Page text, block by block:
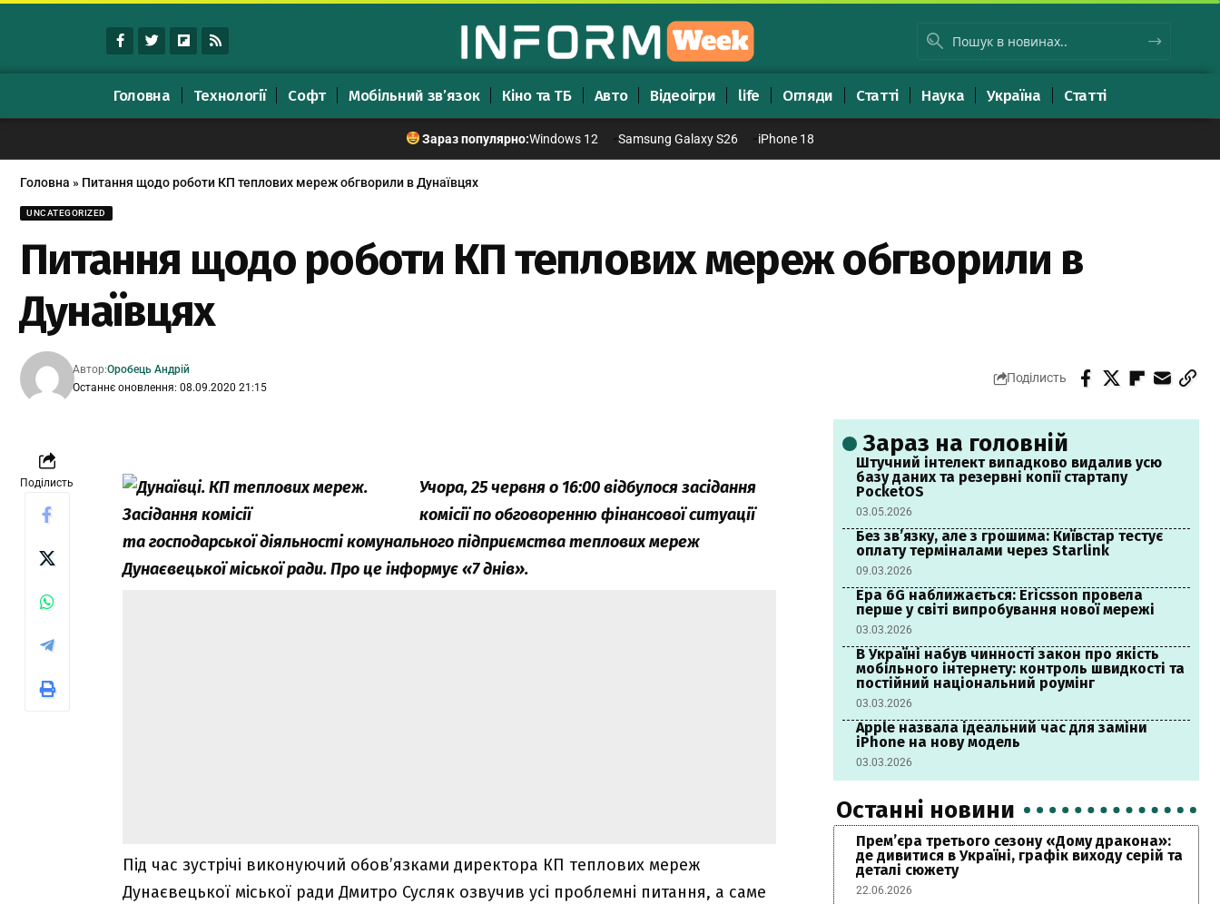
Головна Технології Софт Мобільний зв’язок Кіно та ТБ Авто Відеоігри life Огляди Статті Наука Україна Статті
Зараз популярно:Windows 12 Samsung Galaxy S26 iPhone 18
Головна » Питання щодо роботи КП теплових мереж обгворили в Дунаївцях
UNCATEGORIZED
Питання щодо роботи КП теплових мереж обгворили в
Дунаївцях
Останнє оновлення: 08.09.2020 21:15
Автор:Оробець Андрій
Поділисть
Поділисть
Учора, 25 червня о 16:00 відбулося засідання
комісії по обговоренню фінансової ситуації
та господарської діяльності комунального підприємства теплових мереж
Дунаєвецької міської ради. Про це інформує «7 днів».
Під час зустрічі виконуючий обов’язками директора КП теплових мереж
Дунаєвецької міської ради Дмитро Сусляк озвучив усі проблемні питання, а саме
Зараз на головній
Штучний інтелект випадково видалив усю
базу даних та резервні копії стартапу
PocketOS
03.05.2026
Без зв’язку, але з грошима: Київстар тестує
оплату терміналами через Starlink
09.03.2026
Ера 6G наближається: Ericsson провела
перше у світі випробування нової мережі
03.03.2026
В Україні набув чинності закон про якість
мобільного інтернету: контроль швидкості та
постійний національний роумінг
03.03.2026
Apple назвала ідеальний час для заміни
iPhone на нову модель
03.03.2026
Останні новини
Прем’єра третього сезону «Дому дракона»:
де дивитися в Україні, графік виходу серій та
деталі сюжету
22.06.2026